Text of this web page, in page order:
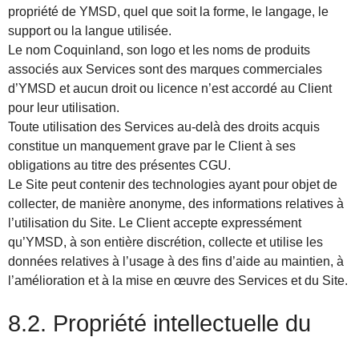
propriété de YMSD, quel que soit la forme, le langage, le
support ou la langue utilisée.
Le nom Coquinland, son logo et les noms de produits
associés aux Services sont des marques commerciales
d’YMSD et aucun droit ou licence n’est accordé au Client
pour leur utilisation.
Toute utilisation des Services au-delà des droits acquis
constitue un manquement grave par le Client à ses
obligations au titre des présentes CGU.
Le Site peut contenir des technologies ayant pour objet de
collecter, de manière anonyme, des informations relatives à
l’utilisation du Site. Le Client accepte expressément
qu’YMSD, à son entière discrétion, collecte et utilise les
données relatives à l’usage à des fins d’aide au maintien, à
l’amélioration et à la mise en œuvre des Services et du Site.
8.2. Propriété intellectuelle du